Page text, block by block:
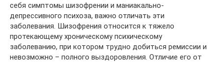
себя симптомы шизофрении и маниакально-
депрессивного психоза, важно отличать эти
заболевания. Шизофрения относится к тяжело
протекающему хроническому психическому
заболеванию, при котором трудно добиться ремиссии и
невозможно – полного выздоровления. Отличие его от